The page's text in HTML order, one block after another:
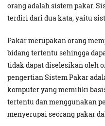
orang adalah sistem pakar.
terdiri dari dua kata, yaitu
Pakar merupakan orang
bidang tertentu sehingga
tidak dapat diselesikan oleh
pengertian Sistem Pakar
komputer yang memiliki
tertentu dan menggunakan
menyerupai seorang pakar